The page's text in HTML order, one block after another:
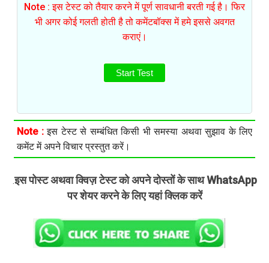
Note : इस टेस्ट को तैयार करने में पूर्ण सावधानी बरती गई है। फिर
भी अगर कोई गलती होती है तो कमेंटबॉक्स में हमे इससे अवगत
कराएं।
Start Test
Note :इस टेस्ट से सम्बंधित किसी भी समस्या अथवा सुझाव के लिए
कमेंट में अपने विचार प्रस्तुत करें।
.इस पोस्ट अथवा क्विज़ टेस्ट को अपने दोस्तों के साथ WhatsApp
पर शेयर करने के लिए यहां क्लिक करें